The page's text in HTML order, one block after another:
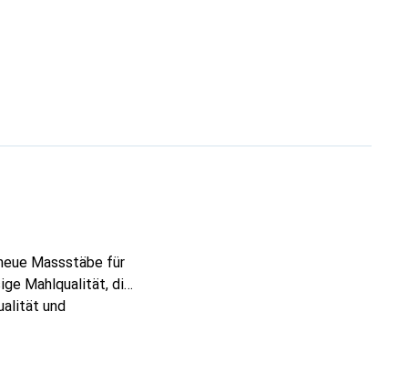
Massstäbe für
Mahlqualität, die
und